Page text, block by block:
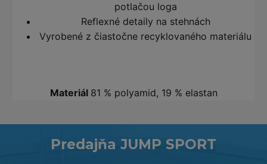
potlačou loga
Reflexné detaily na stehnách
Vyrobené z čiastočne recyklovaného materiálu
Materiál 81 % polyamid, 19 % elastan
Predajňa JUMP SPORT